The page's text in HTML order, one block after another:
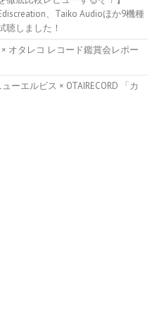
、Taiko Audioほか9機種
聴しました！
オタレコ レコード鑑賞会レポー
ーエルビス × OTAIRECORD 「カ